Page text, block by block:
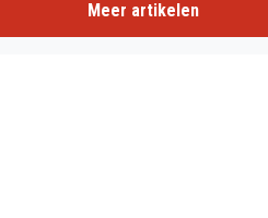
Meer artikelen